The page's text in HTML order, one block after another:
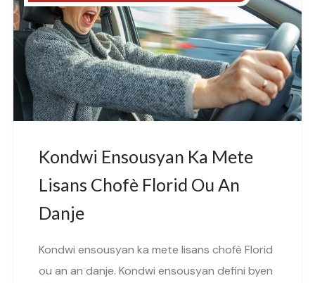
Kondwi Ensousyan Ka Mete
Lisans Chofè Florid Ou An
Danje
Kondwi ensousyan ka mete lisans chofè Florid
ou an an danje. Kondwi ensousyan defini byen